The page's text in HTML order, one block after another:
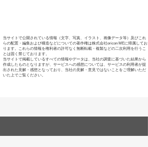
当サイトで公開されている情報（文字、写真、イラスト、画像データ等）及びこれ
らの配置・編集および構造などについての著作権は株式会社oricon MEに帰属してお
ります。これらの情報を権利者の許可なく無断転載・複製などの二次利用を行うこ
とは固く禁じております。
当サイトで掲載しているすべての情報やデータは、当社の調査に基づいた結果から
作成したものとなりますが、サービスへの感想については、サービスの利用者が提
出された見解・感想となっており、当社の見解・意見ではないことをご理解いただ
いた上でご覧ください。